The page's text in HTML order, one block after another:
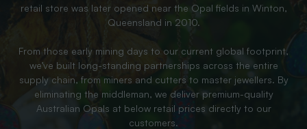
retail store was later opened near the Opal fields in Winton,
Queensland in 2010.
From those early mining days to our current global footprint,
we’ve built long-standing partnerships across the entire
supply chain, from miners and cutters to master jewellers. By
eliminating the middleman, we deliver premium-quality
Australian Opals at below retail prices directly to our
customers.